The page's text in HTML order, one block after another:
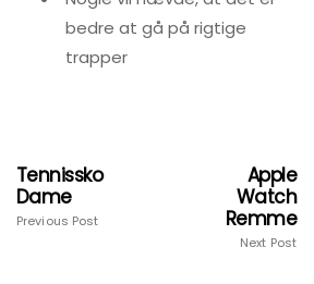
bedre at gå på rigtige
trapper
Tennissko
Dame
Previous Post
Apple
Watch
Remme
Next Post